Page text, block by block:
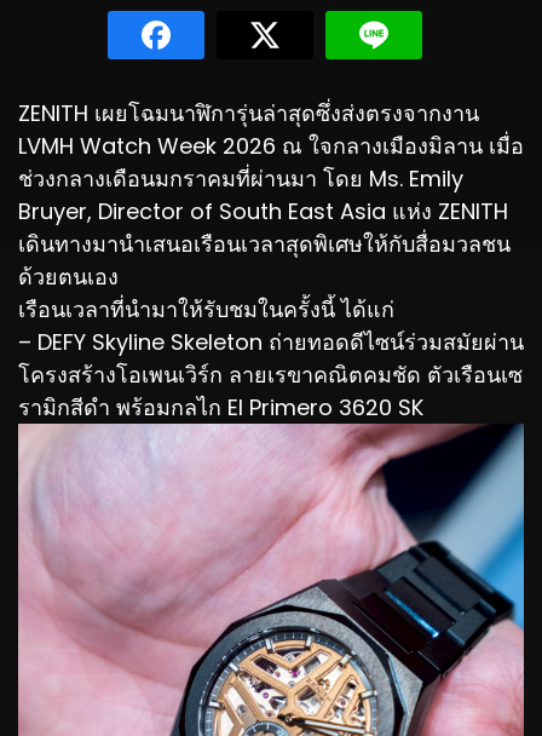
ZENITH เผยโฉมนาฬิการุ่นล่าสุดซึ่งส่งตรงจากงาน
LVMH Watch Week 2026 ณ ใจกลางเมืองมิลาน เมื่อ
ช่วงกลางเดือนมกราคมที่ผ่านมา โดย Ms. Emily
Bruyer, Director of South East Asia แห่ง ZENITH
เดินทางมานำเสนอเรือนเวลาสุดพิเศษให้กับสื่อมวลชน
ด้วยตนเอง
เรือนเวลาที่นำมาให้รับชมในครั้งนี้ ได้แก่
– DEFY Skyline Skeleton ถ่ายทอดดีไซน์ร่วมสมัยผ่าน
โครงสร้างโอเพนเวิร์ก ลายเรขาคณิตคมชัด ตัวเรือนเซ
รามิกสีดำ พร้อมกลไก El Primero 3620 SK